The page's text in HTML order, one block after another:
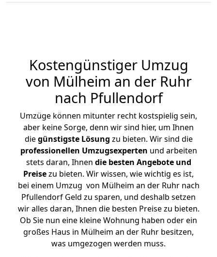
Kostengünstiger Umzug
von Mülheim an der Ruhr
nach Pfullendorf
Umzüge können mitunter recht kostspielig sein,
aber keine Sorge, denn wir sind hier, um Ihnen
diegünstigste Lösung zu bieten. Wir sind die
professionellen Umzugsexperten und arbeiten
stets daran, Ihnen die besten Angebote und
Preisezu bieten. Wir wissen, wie wichtig es ist,
bei einem Umzug von Mülheim an der Ruhr nach
Pfullendorf Geld zu sparen, und deshalb setzen
wir alles daran, Ihnen die besten Preise zu bieten.
Ob Sie nun eine kleine Wohnung haben oder ein
großes Haus in Mülheim an der Ruhr besitzen,
was umgezogen werden muss.